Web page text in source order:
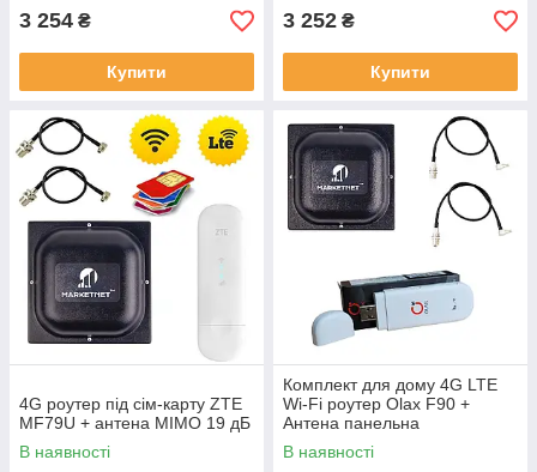
3 254 ₴
Купити
3 252 ₴
Купити
4G роутер під сім-карту ZTE
MF79U + антена MIMO 19 дБ
В наявності
Комплект для дому 4G LTE
Wi-Fi роутер Olax F90 +
Антена панельна
MARKETNET MIMO T800 2 х
18 dBi
В наявності